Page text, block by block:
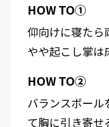
HOW TO①
仰向けに寝たら
やや起こし掌は
HOW TO②
バランスボール
て胸に引き寄せ